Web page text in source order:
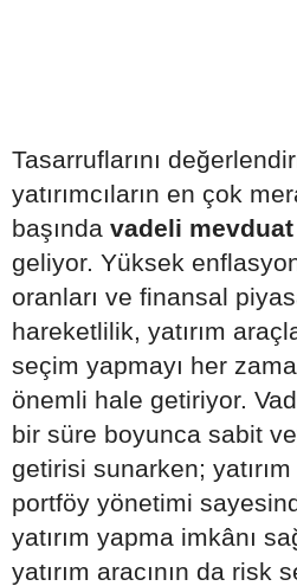
Tasarruflarını
yatırımcıların en çok
başında vadeli mevduat
geliyor. Yüksek
oranları ve finansal
hareketlilik, yatırım
seçim yapmayı her
önemli hale getiriyor.
bir süre boyunca sabit
getirisi sunarken;
portföy yönetimi
yatırım yapma imkânı
yatırım aracının da risk